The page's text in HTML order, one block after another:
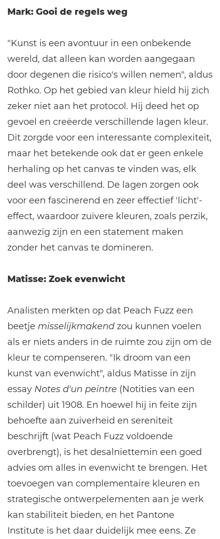
Mark: Gooi de regels weg
"Kunst is een avontuur in een onbekende
wereld, dat alleen kan worden aangegaan
door degenen die risico's willen nemen", aldus
Rothko. Op het gebied van kleur hield hij zich
zeker niet aan het protocol. Hij deed het op
gevoel en creëerde verschillende lagen kleur.
Dit zorgde voor een interessante complexiteit,
maar het betekende ook dat er geen enkele
herhaling op het canvas te vinden was, elk
deel was verschillend. De lagen zorgen ook
voor een fascinerend en zeer effectief 'licht'-
effect, waardoor zuivere kleuren, zoals perzik,
aanwezig zijn en een statement maken
zonder het canvas te domineren.
Matisse: Zoek evenwicht
Analisten merkten op dat Peach Fuzz een
beetje misselijkmakend zou kunnen voelen
als er niets anders in de ruimte zou zijn om de
kleur te compenseren. "Ik droom van een
kunst van evenwicht", aldus Matisse in zijn
essay Notes d'un peintre (Notities van een
schilder) uit 1908. En hoewel hij in feite zijn
behoefte aan zuiverheid en sereniteit
beschrijft (wat Peach Fuzz voldoende
overbrengt), is het desalniettemin een goed
advies om alles in evenwicht te brengen. Het
toevoegen van complementaire kleuren en
strategische ontwerpelementen aan je werk
kan stabiliteit bieden, en het Pantone
Institute is het daar duidelijk mee eens. Ze